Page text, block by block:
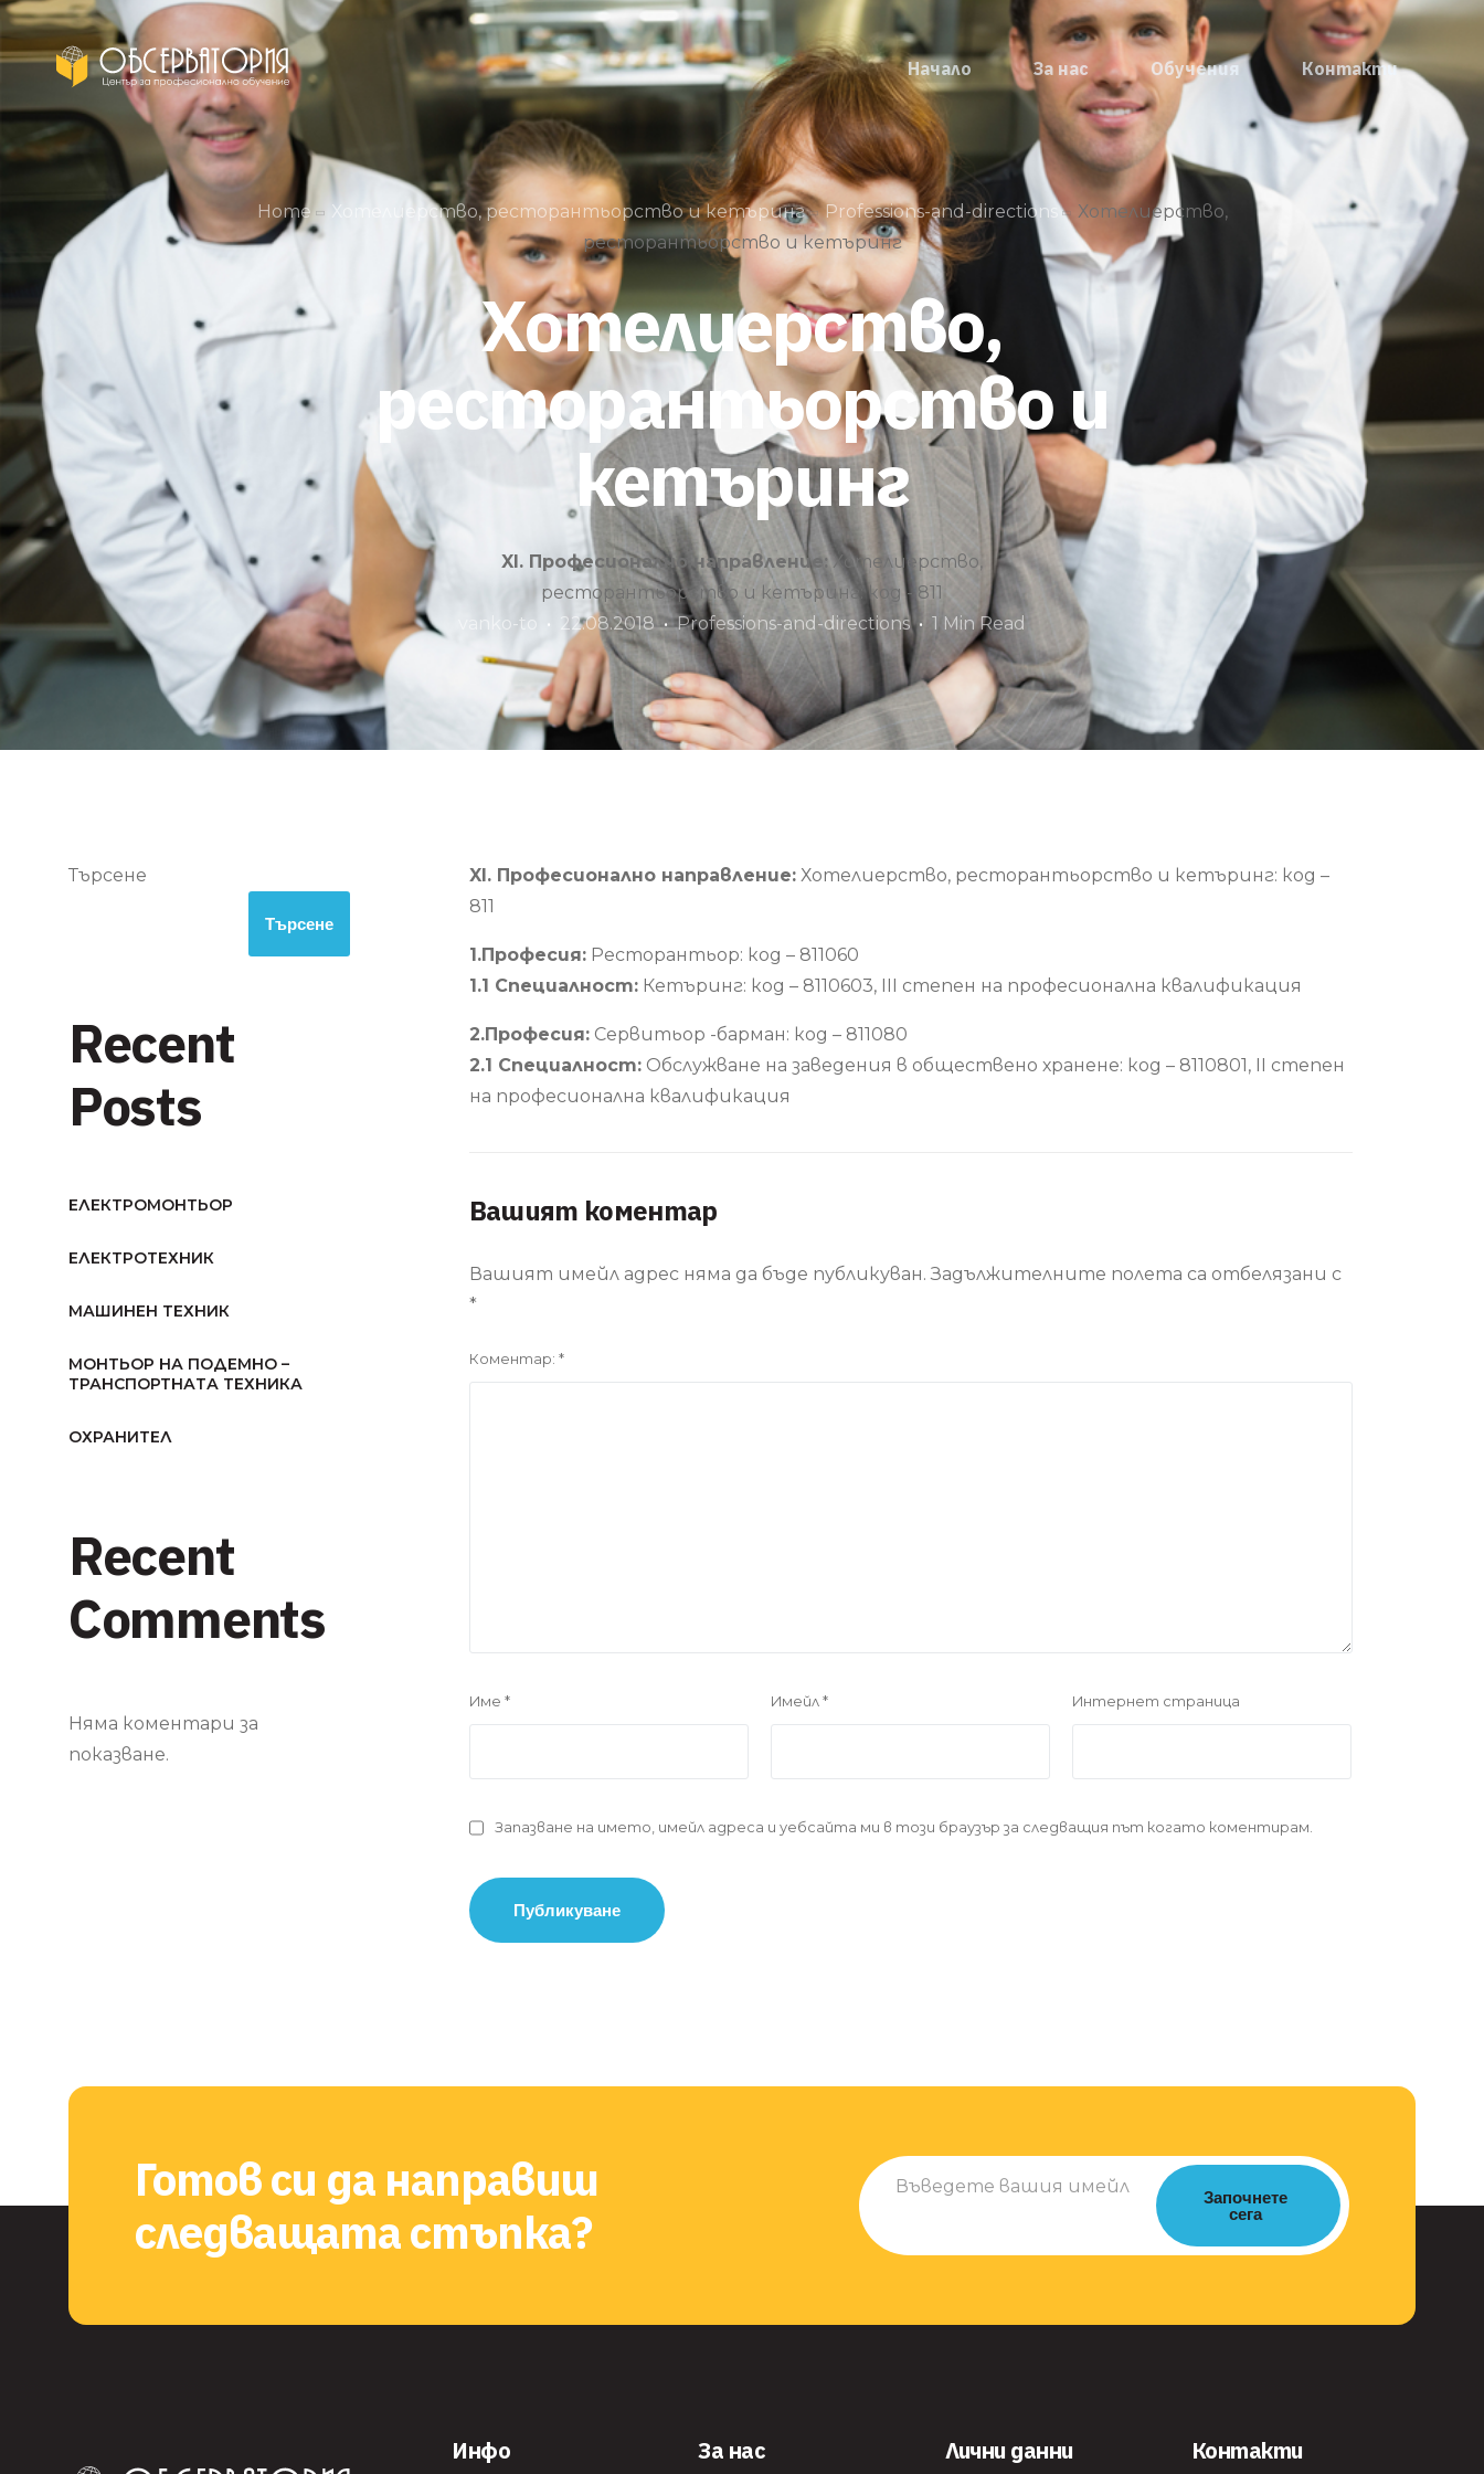
Начало За нас Обучения Контакти
Home Хотелиерство, ресторантьорство и кетъринг Professions-and-directions
Хотелиерство,
ресторантьорство и кетъринг
Хотелиерство,
ресторантьорство и
кетъринг
XI. Професионално направление:Хотелиерство,
ресторантьорство и кетъринг: код - 811
vanko-to
22.08.2018 Professions-and-directions 1 Min Read
XI. Професионално направление:Хотелиерство, ресторантьорство и кетъринг: код –
811
1.Професия:Ресторантьор: код – 811060
1.1 Специалност:Кетъринг: код – 8110603, III степен на професионална квалификация
2.Професия:Сервитьор -барман: код – 811080
2.1 Специалност:Обслужване на заведения в обществено хранене: код – 8110801, II степен
на професионална квалификация
Вашият коментар
Вашият имейл адрес няма да бъде публикуван. Задължителните полета са отбелязани с
*
Коментар: *
Име * Имейл * Интернет страница
Запазване на името, имейл адреса и уебсайта ми в този браузър за следващия път когато коментирам.
Търсене
Търсене
Recent
Posts
ЕЛЕКТРОМОНТЬОР
ЕЛЕКТРОТЕХНИК
МАШИНЕН ТЕХНИК
МОНТЬОР НА ПОДЕМНО –
ТРАНСПОРТНАТА ТЕХНИКА
ОХРАНИТЕЛ
Recent
Comments
Няма коментари за
показване.
Готов си да направиш
следващата стъпка?
Започнете
сега
Инфо За нас Лични данни Контакти